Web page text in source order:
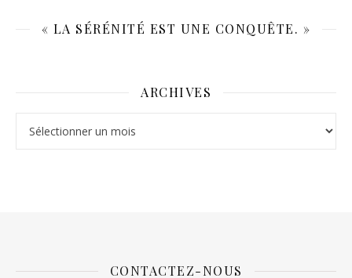
« LA SÉRÉNITÉ EST UNE CONQUÊTE. »
ARCHIVES
CONTACTEZ-NOUS